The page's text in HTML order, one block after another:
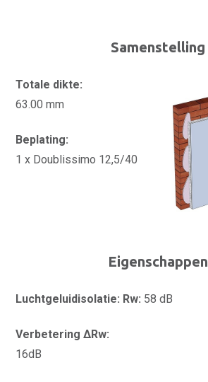
Samenstelling
Totale dikte:
63.00 mm
Beplating:
1 x Doublissimo 12,5/40
Eigenschappen
Luchtgeluidisolatie: Rw: 58 dB
Verbetering ΔRw:
16dB